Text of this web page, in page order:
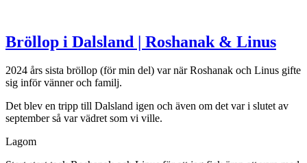
Bröllop i Dalsland | Roshanak & Linus
2024 års sista bröllop (för min del) var när Roshanak och Linus gifte
sig inför vänner och familj.
Det blev en tripp till Dalsland igen och även om det var i slutet av
september så var vädret som vi ville.
Lagom